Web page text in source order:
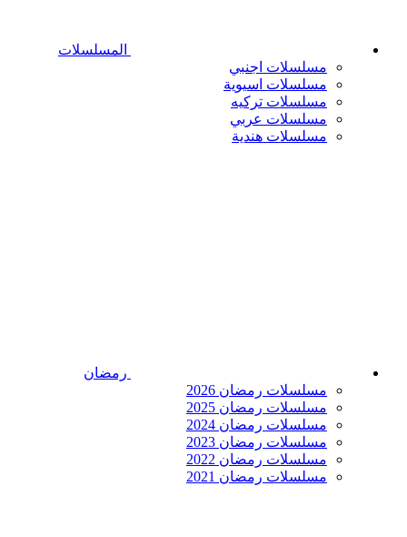
المسلسلات
مسلسلات اجنبي
مسلسلات اسيوية
مسلسلات تركيه
مسلسلات عربي
مسلسلات هندية
رمضان
مسلسلات رمضان 2026
مسلسلات رمضان 2025
مسلسلات رمضان 2024
مسلسلات رمضان 2023
مسلسلات رمضان 2022
مسلسلات رمضان 2021